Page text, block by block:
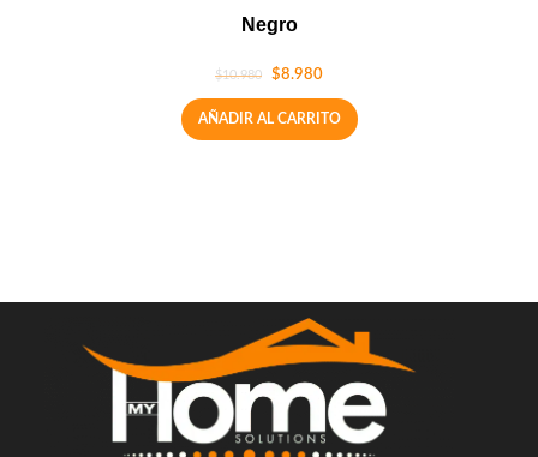
Negro
$10.980 $8.980
AÑADIR AL CARRITO